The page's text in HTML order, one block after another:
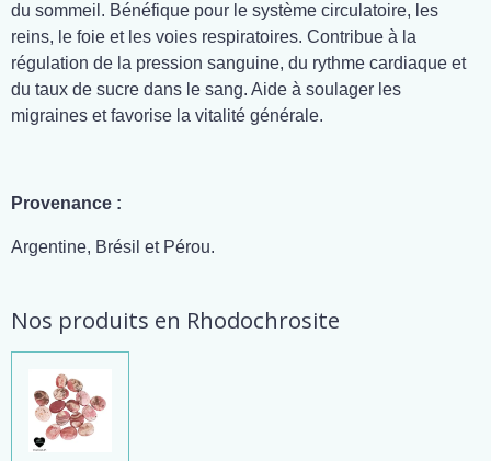
du sommeil. Bénéfique pour le système circulatoire, les
reins, le foie et les voies respiratoires. Contribue à la
régulation de la pression sanguine, du rythme cardiaque et
du taux de sucre dans le sang. Aide à soulager les
migraines et favorise la vitalité générale.
Provenance :
Argentine, Brésil et Pérou.
Nos produits en Rhodochrosite